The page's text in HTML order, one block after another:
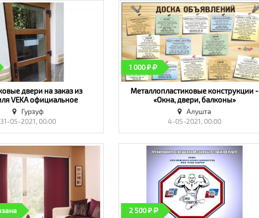
двери на заказ из
VEKA официальное
гарантии договор -
двери, балконы»
Гурзуф
31-05-2021, 00:00
1 000 ₽
Металлопластиковые конструкции -
«Окна, двери, балконы»
Алушта
4-05-2021, 00:00
2 500 ₽